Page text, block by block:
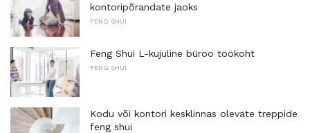
kontoripõrandate jaoks
FENG SHUI
Feng Shui L-kujuline büroo töökoht
FENG SHUI
Kodu või kontori kesklinnas olevate treppide
feng shui